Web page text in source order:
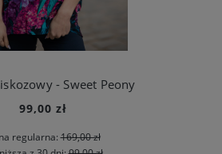
- Sweet Peony
99,00 zł
regularna:169,00 zł